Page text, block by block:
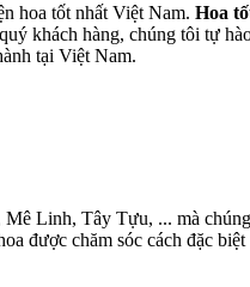
hoa tốt nhất Việt Nam. Hoa
khách hàng, chúng tôi tự
tại Việt Nam.
Linh, Tây Tựu, ... mà
được chăm sóc cách đặc